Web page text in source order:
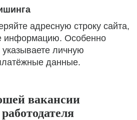
адресную строку сайта,
информацию. Особенно
личную
данные.
вакансии